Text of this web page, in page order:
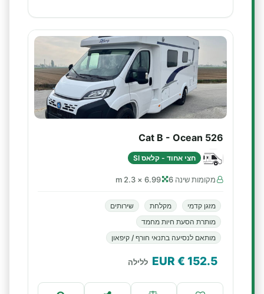
Cat B - Ocean 526
חצי אחוד - קלאס SI
מקומות שינה 6 6.99 × 2.3 m
מזגן קדמי מקלחת
שירותים
מותרת הסעת חיות מחמד
מותאם לנסיעה בתנאי חורף / קיפאון
152.5
€ EUR ללילה